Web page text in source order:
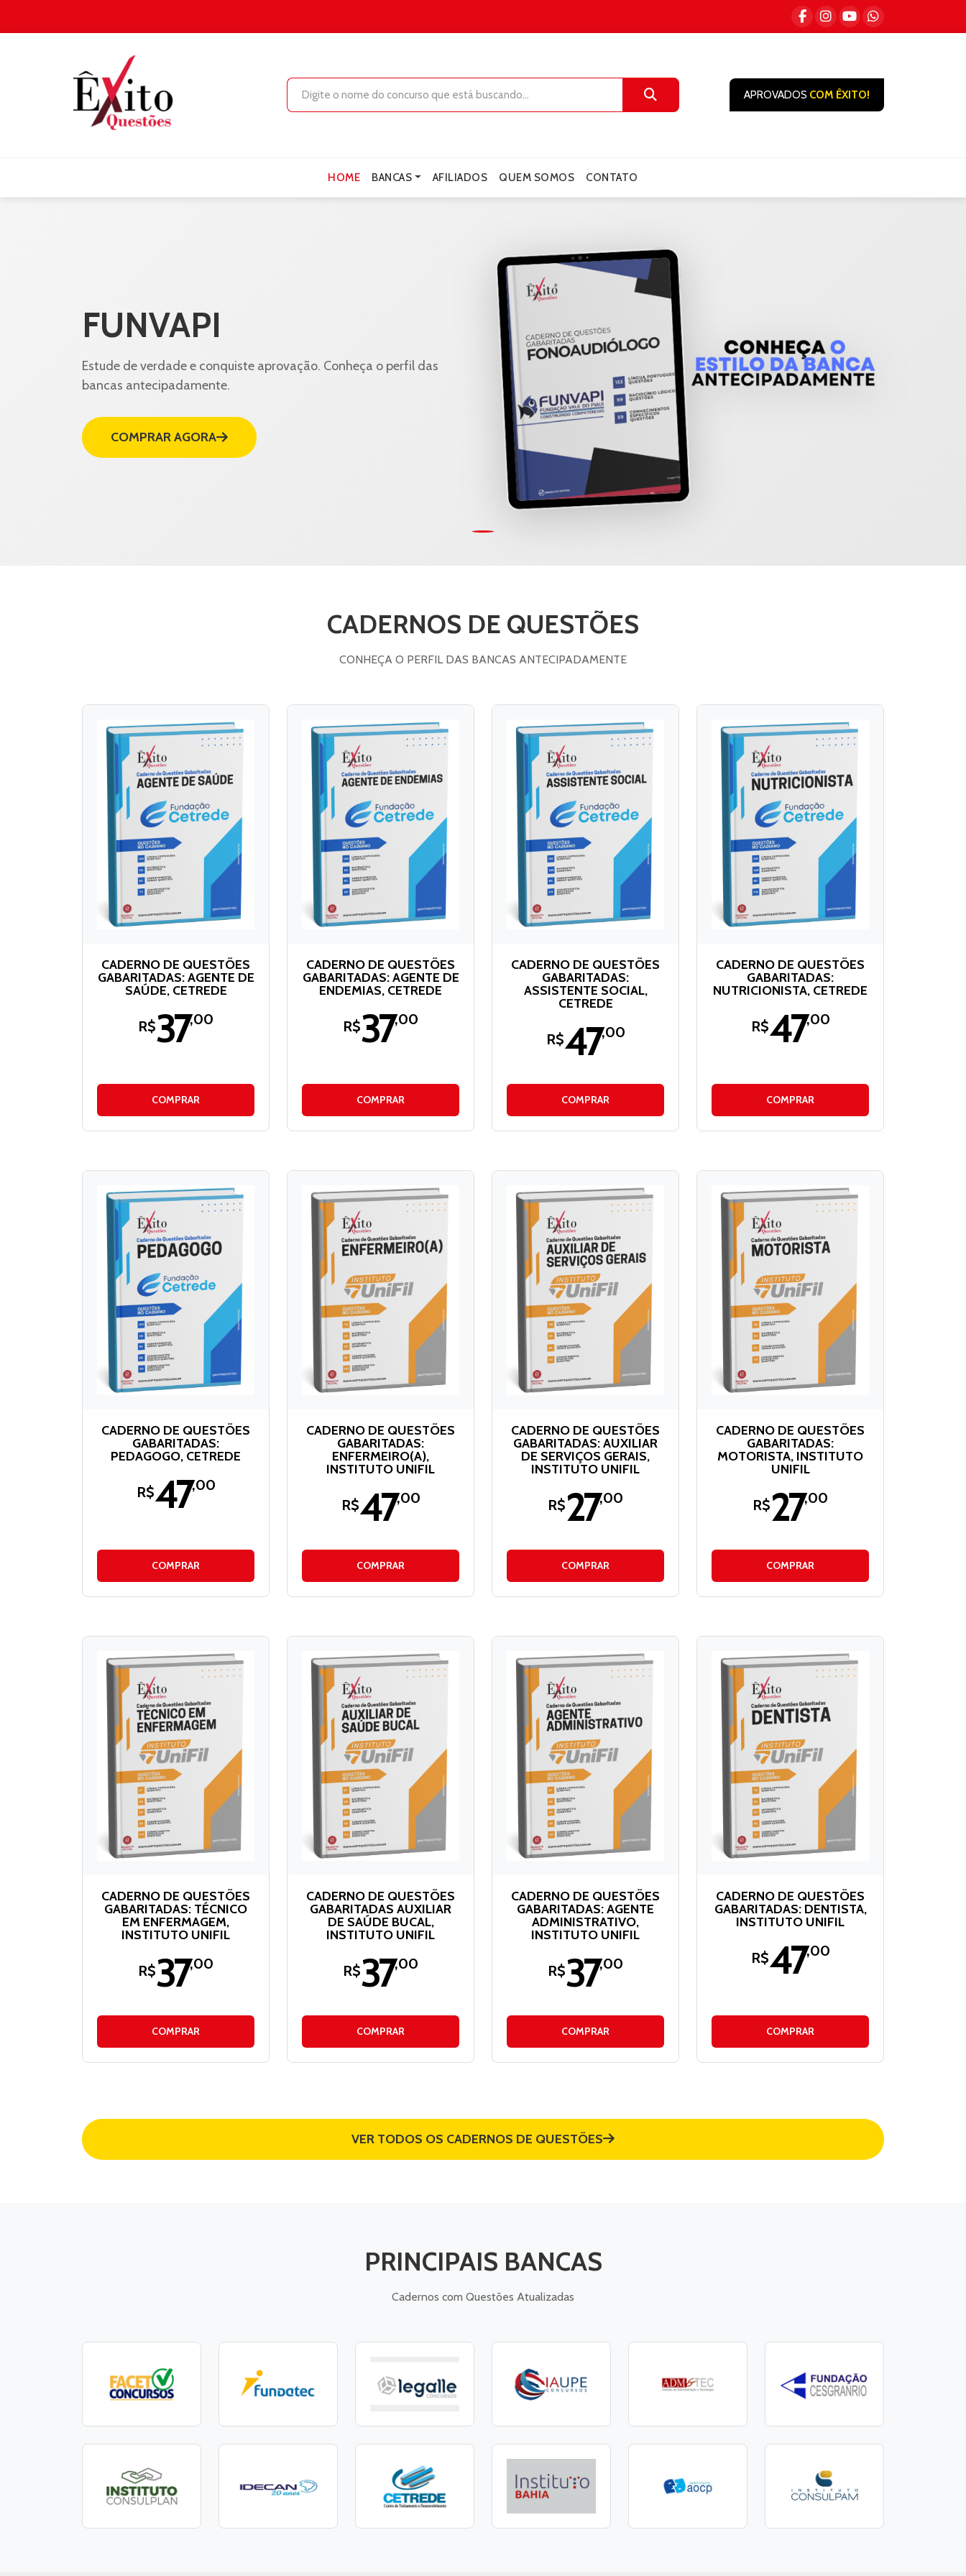
APROVADOS COM ÊXITO!
HOME BANCAS AFILIADOS QUEM SOMOS CONTATO
FUNVAPI
Estude de verdade e conquiste aprovação. Conheça o perfil das
bancas antecipadamente.
COMPRAR AGORA
CADERNOS DE QUESTÕES
CONHEÇA O PERFIL DAS BANCAS ANTECIPADAMENTE
CADERNO DE QUESTÕES
GABARITADAS: AGENTE DE
SAÚDE, CETREDE
R$37,00
COMPRAR
CADERNO DE QUESTÕES
GABARITADAS: AGENTE DE
ENDEMIAS, CETREDE
R$37,00
COMPRAR
CADERNO DE QUESTÕES
GABARITADAS:
ASSISTENTE SOCIAL,
CETREDE
R$47,00
COMPRAR
CADERNO DE QUESTÕES
GABARITADAS:
NUTRICIONISTA, CETREDE
R$47,00
COMPRAR
CADERNO DE QUESTÕES
GABARITADAS:
PEDAGOGO, CETREDE
R$47,00
COMPRAR
CADERNO DE QUESTÕES
GABARITADAS:
ENFERMEIRO(A),
INSTITUTO UNIFIL
R$47,00
COMPRAR
CADERNO DE QUESTÕES
GABARITADAS: AUXILIAR
DE SERVIÇOS GERAIS,
INSTITUTO UNIFIL
R$27,00
COMPRAR
CADERNO DE QUESTÕES
GABARITADAS:
MOTORISTA, INSTITUTO
UNIFIL
R$27,00
COMPRAR
CADERNO DE QUESTÕES
GABARITADAS: TÉCNICO
EM ENFERMAGEM,
INSTITUTO UNIFIL
R$37,00
COMPRAR
CADERNO DE QUESTÕES
GABARITADAS AUXILIAR
DE SAÚDE BUCAL,
INSTITUTO UNIFIL
R$37,00
COMPRAR
CADERNO DE QUESTÕES
GABARITADAS: AGENTE
ADMINISTRATIVO,
INSTITUTO UNIFIL
R$37,00
COMPRAR
CADERNO DE QUESTÕES
GABARITADAS: DENTISTA,
INSTITUTO UNIFIL
R$47,00
COMPRAR
VER TODOS OS CADERNOS DE QUESTÕES
PRINCIPAIS BANCAS
Cadernos com Questões Atualizadas